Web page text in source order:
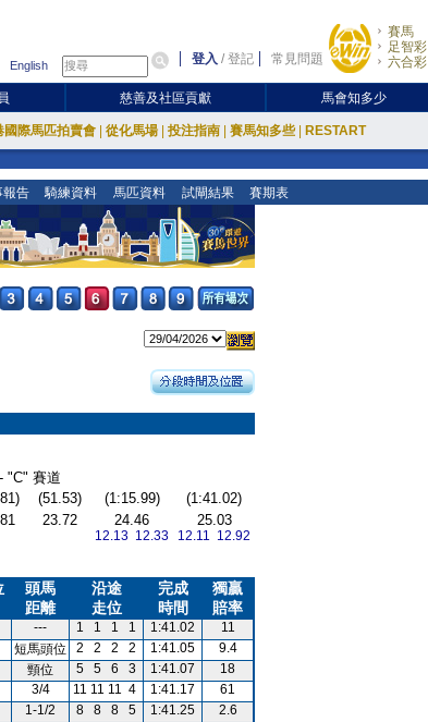
English 登入 /登記 常見問題
賽馬
足智彩
六合彩
慈善及社區貢獻 馬會知多少
國際馬匹拍賣會 從化馬場 投注指南 賽馬知多些 RESTART
報告 騎練資料 馬匹資料 試閘結果 賽期表
"C" 賽道
(51.53) (1:15.99)
(1:41.02)
23.72 24.46
12.13 12.33
25.03
12.11 12.92
頭馬
距離
沿途
走位
完成
時間
獨贏
賠率
--- 1 1 1 1 1:41.02
11
短馬頭位 2 2 2 2 1:41.05
9.4
頸位 5 5 6 3 1:41.07
18
3/4 11 11 11 4 1:41.17
61
1-1/2 8 8 8 5 1:41.25
2.6